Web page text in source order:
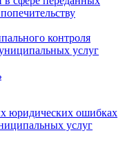
контроля
услуг
юридических ошибках
услуг